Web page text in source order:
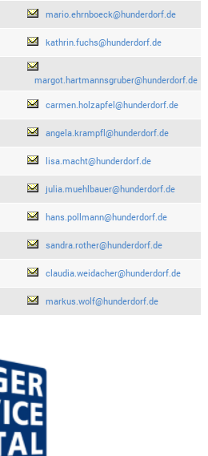
mario.ehrnboeck@hunderdorf.de
kathrin.fuchs@hunderdorf.de
margot.hartmannsgruber@hunderdorf.de
carmen.holzapfel@hunderdorf.de
angela.krampfl@hunderdorf.de
lisa.macht@hunderdorf.de
julia.muehlbauer@hunderdorf.de
hans.pollmann@hunderdorf.de
sandra.rother@hunderdorf.de
claudia.weidacher@hunderdorf.de
markus.wolf@hunderdorf.de